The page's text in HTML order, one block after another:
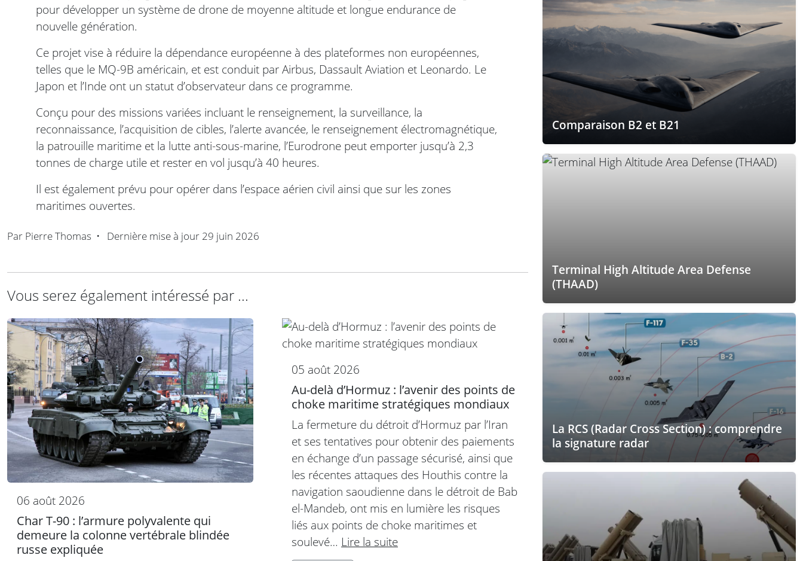
pour développer un système de drone de moyenne altitude et longue endurance de
nouvelle génération.
Ce projet vise à réduire la dépendance européenne à des plateformes non européennes,
telles que le MQ-9B américain, et est conduit par Airbus, Dassault Aviation et Leonardo. Le
Japon et l’Inde ont un statut d’observateur dans ce programme.
Conçu pour des missions variées incluant le renseignement, la surveillance, la
reconnaissance, l’acquisition de cibles, l’alerte avancée, le renseignement électromagnétique,
la patrouille maritime et la lutte anti-sous-marine, l’Eurodrone peut emporter jusqu’à 2,3
tonnes de charge utile et rester en vol jusqu’à 40 heures.
Il est également prévu pour opérer dans l’espace aérien civil ainsi que sur les zones
maritimes ouvertes.
Par Pierre Thomas • Dernière mise à jour 29 juin 2026
Vous serez également intéressé par ...
06 août 2026
Char T-90 : l’armure polyvalente qui
demeure la colonne vertébrale blindée
russe expliquée
05 août 2026
Au-delà d’Hormuz : l’avenir des points de
choke maritime stratégiques mondiaux
La fermeture du détroit d’Hormuz par l’Iran
et ses tentatives pour obtenir des paiements
en échange d’un passage sécurisé, ainsi que
les récentes attaques des Houthis contre la
navigation saoudienne dans le détroit de Bab
el-Mandeb, ont mis en lumière les risques
liés aux points de choke maritimes et
soulevé… Lire la suite
Comparaison B2 et B21
Terminal High Altitude Area Defense
(THAAD)
La RCS (Radar Cross Section) : comprendre
la signature radar